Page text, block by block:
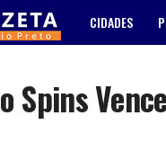
CIDADES
Spins